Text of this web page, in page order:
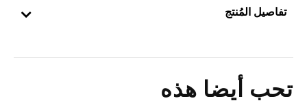
تفاصيل المُنتج
تحب أيضا هذه